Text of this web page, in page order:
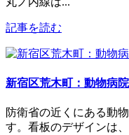
記事を読む
新宿区荒木町：動物病
防衛省の近くにある動
す。看板のデザインは